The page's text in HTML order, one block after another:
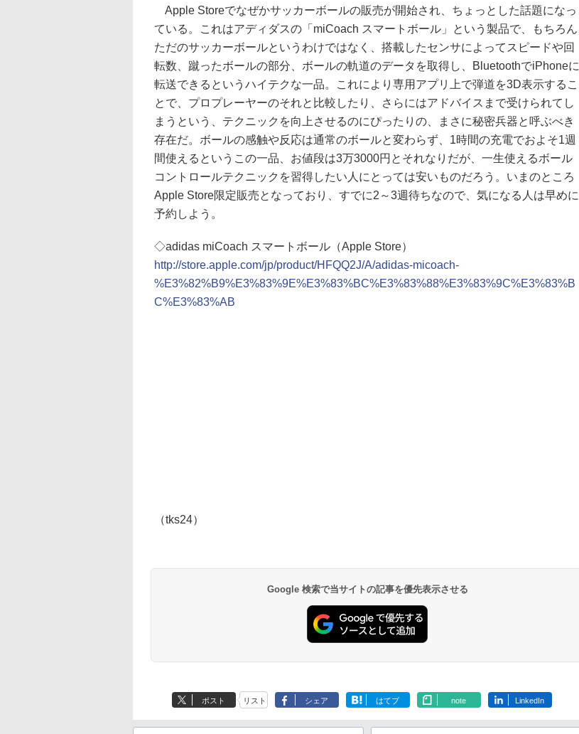
Apple Storeでなぜかサッカーボールの販売が開始され、ちょっとした話題になっ
ている。これはアディダスの「miCoach スマートボール」という製品で、もちろん
ただのサッカーボールというわけではなく、搭載したセンサによってスピードや回
転数、蹴ったボールの部分、ボールの軌道のデータを取得し、BluetoothでiPhoneに
転送できるというハイテクな一品。これにより専用アプリ上で弾道を3D表示するこ
とで、プロプレーヤーのそれと比較したり、さらにはアドバイスまで受けられてし
まうという、テクニックを向上させるのにぴったりの、まさに秘密兵器と呼ぶべき
存在だ。ボールの感触や反応は通常のボールと変わらず、1時間の充電でおよそ1週
間使えるというこの一品、お値段は3万3000円とそれなりだが、一生使えるボール
コントロールテクニックを習得したい人にとっては安いものだろう。いまのところ
Apple Store限定販売となっており、すでに2～3週待ちなので、気になる人は早めに
予約しよう。
◇adidas miCoach スマートボール（Apple Store）
http://store.apple.com/jp/product/HFQQ2J/A/adidas-micoach-
%E3%82%B9%E3%83%9E%E3%83%BC%E3%83%88%E3%83%9C%E3%83%B
C%E3%83%AB
（tks24）
Google 検索で当サイトの記事を優先表示させる
ポスト リスト シェア はてブ note LinkedIn